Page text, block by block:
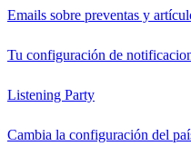
Emails sobre preventas y
Tu configuración de
Listening Party
Cambia la configuración del